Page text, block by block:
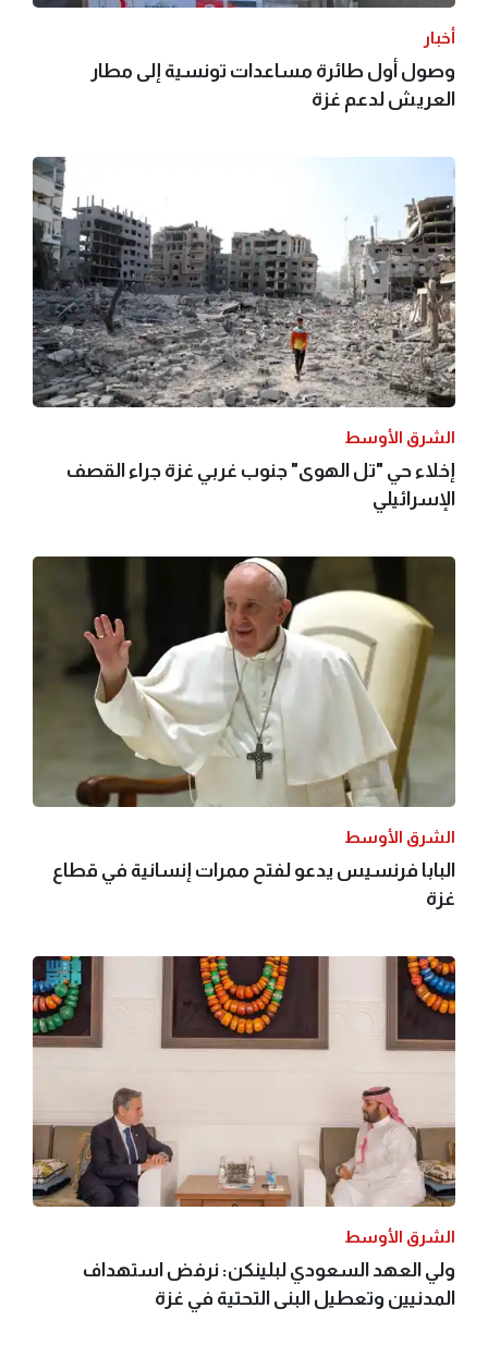
أخبار
وصول أول طائرة مساعدات تونسية إلى مطار
العريش لدعم غزة
الشرق الأوسط
إخلاء حي "تل الهوى" جنوب غربي غزة جراء القصف
الإسرائيلي
الشرق الأوسط
البابا فرنسيس يدعو لفتح ممرات إنسانية في قطاع
غزة
الشرق الأوسط
ولي العهد السعودي لبلينكن: نرفض استهداف
المدنيين وتعطيل البنى التحتية في غزة